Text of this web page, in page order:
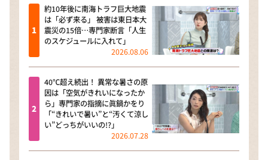
約10年後に南海トラフ巨大地震
は「必ず来る」 被害は東日本大
震災の15倍…専門家断言「人生
のスケジュールに入れて」
2026.08.06
40℃超え続出！ 異常な暑さの原
因は「空気がきれいになったか
ら」専門家の指摘に眞鍋かをり
「“きれいで暑い”と“汚くて涼し
い”どっちがいいの!?」
2026.07.28